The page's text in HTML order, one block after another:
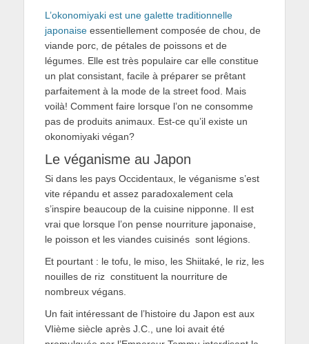
L’okonomiyaki est une galette traditionnelle
japonaise essentiellement composée de chou, de
viande porc, de pétales de poissons et de
légumes. Elle est très populaire car elle constitue
un plat consistant, facile à préparer se prêtant
parfaitement à la mode de la street food. Mais
voilà! Comment faire lorsque l’on ne consomme
pas de produits animaux. Est-ce qu’il existe un
okonomiyaki végan?
Le véganisme au Japon
Si dans les pays Occidentaux, le véganisme s’est
vite répandu et assez paradoxalement cela
s’inspire beaucoup de la cuisine nipponne. Il est
vrai que lorsque l’on pense nourriture japonaise,
le poisson et les viandes cuisinés sont légions.
Et pourtant : le tofu, le miso, les Shiitaké, le riz, les
nouilles de riz constituent la nourriture de
nombreux végans.
Un fait intéressant de l’histoire du Japon est aux
VIième siècle après J.C., une loi avait été